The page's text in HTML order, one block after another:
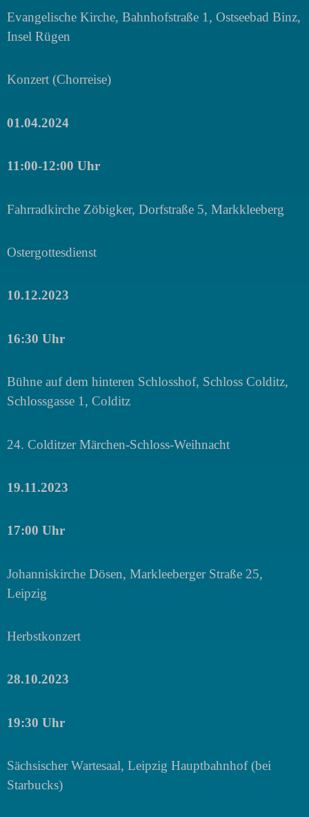
Evangelische Kirche, Bahnhofstraße 1, Ostseebad Binz,
Insel Rügen
Konzert (Chorreise)
01.04.2024
11:00-12:00 Uhr
Fahrradkirche Zöbigker, Dorfstraße 5, Markkleeberg
Ostergottesdienst
10.12.2023
16:30 Uhr
Bühne auf dem hinteren Schlosshof, Schloss Colditz,
Schlossgasse 1, Colditz
24. Colditzer Märchen-Schloss-Weihnacht
19.11.2023
17:00 Uhr
Johanniskirche Dösen, Markleeberger Straße 25,
Leipzig
Herbstkonzert
28.10.2023
19:30 Uhr
Sächsischer Wartesaal, Leipzig Hauptbahnhof (bei
Starbucks)